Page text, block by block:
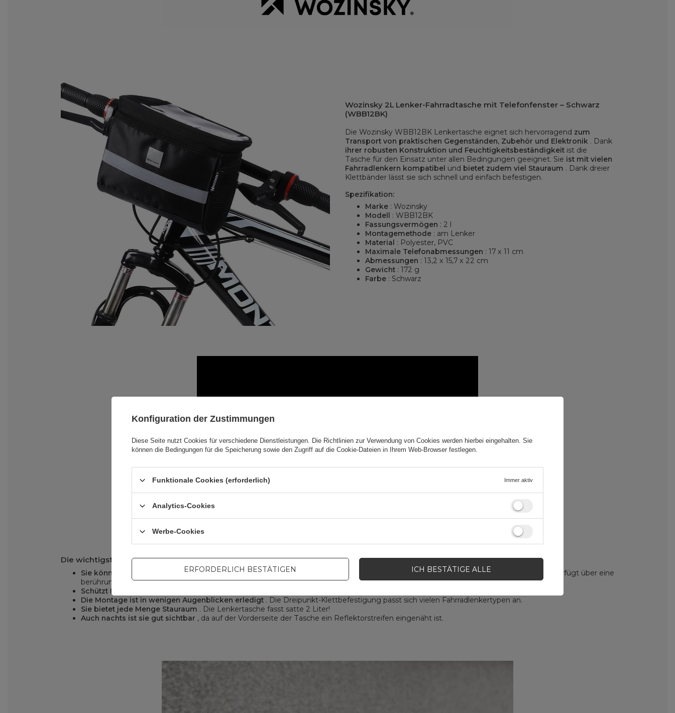
Wozinsky 2L Lenker-Fahrradtasche mit Telefonfenster – Schwarz
(WBB12BK)
Die Wozinsky WBB12BK Lenkertasche eignet sich hervorragend zum
Transport von praktischen Gegenständen, Zubehör und Elektronik . Dank
ihrer robusten Konstruktion und Feuchtigkeitsbeständigkeit ist die
Tasche für den Einsatz unter allen Bedingungen geeignet. Sie ist mit vielen
Fahrradlenkern kompatibel und bietet zudem viel Stauraum . Dank dreier
Klettbänder lässt sie sich schnell und einfach befestigen.
Spezifikation:
Marke : Wozinsky
Modell : WBB12BK
Fassungsvermögen : 2 l
Montagemethode : am Lenker
Material : Polyester, PVC
Maximale Telefonabmessungen : 17 x 11 cm
Abmessungen : 13,2 x 15,7 x 22 cm
Gewicht : 172 g
Farbe : Schwarz
Die wichtigsten Vorteile der Wozinsky WBB12BK Lenker-Fahrradtasche:
Sie können Ihre wichtigsten Dinge einpacken und haben einfachen Zugriff auf Ihr Telefon
. Diese Lenkertasche mit Telefonfenster verfügt über eine
berührungsempfindliche Folie.
Schützt Ihr Hab und Gut vor Beschädigungen und Verschmutzung
Die Montage ist in wenigen Augenblicken erledigt . Die Dreipunkt-Klettbefestigung passt sich vielen Fahrradlenkertypen an.
Sie bietet jede Menge Stauraum . Die Lenkertasche fasst satte 2 Liter!
Auch nachts ist sie gut sichtbar , da auf der Vorderseite der Tasche ein Reflektorstreifen eingenäht ist.
Konfiguration der Zustimmungen
Diese Seite nutzt Cookies für verschiedene Dienstleistungen. Die Richtlinien zur Verwendung von Cookies werden hierbei eingehalten. Sie
können die Bedingungen für die Speicherung sowie den Zugriff auf die Cookie-Dateien in Ihrem Web-Browser festlegen.
Funktionale Cookies (erforderlich) Immer aktiv
Analytics-Cookies
Werbe-Cookies
ERFORDERLICH BESTÄTIGEN ICH BESTÄTIGE ALLE